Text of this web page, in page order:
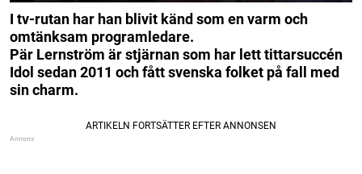
I tv-rutan har han blivit känd som en varm och
omtänksam programledare.
Pär Lernström är stjärnan som har lett tittarsuccén
Idol sedan 2011 och fått svenska folket på fall med
sin charm.